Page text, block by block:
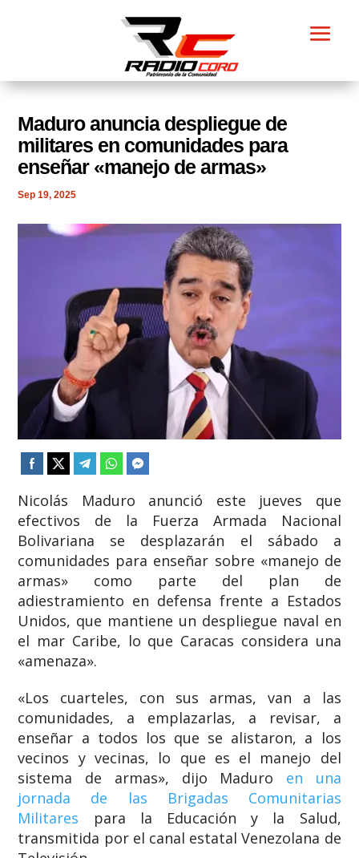
Maduro anuncia despliegue de
militares en comunidades para
enseñar «manejo de armas»
Sep 19, 2025
Nicolás Maduro anunció este jueves que
efectivos de la Fuerza Armada Nacional
Bolivariana se desplazarán el sábado a
comunidades para enseñar sobre «manejo de
armas» como parte del plan de
adiestramiento en defensa frente a Estados
Unidos, que mantiene un despliegue naval en
el mar Caribe, lo que Caracas considera una
«amenaza».
«Los cuarteles, con sus armas, van a las
comunidades, a emplazarlas, a revisar, a
enseñar a todos los que se alistaron, a los
vecinos y vecinas, lo que es el manejo del
sistema de armas», dijo Maduro en una
jornada de las Brigadas Comunitarias
Militares para la Educación y la Salud,
transmitida por el canal estatal Venezolana de